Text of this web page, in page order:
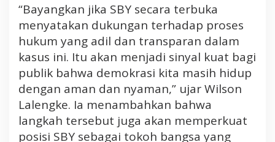
“Bayangkan jika SBY secara terbuka
menyatakan dukungan terhadap proses
hukum yang adil dan transparan dalam
kasus ini. Itu akan menjadi sinyal kuat bagi
publik bahwa demokrasi kita masih hidup
dengan aman dan nyaman,” ujar Wilson
Lalengke. Ia menambahkan bahwa
langkah tersebut juga akan memperkuat
posisi SBY sebagai tokoh bangsa yang